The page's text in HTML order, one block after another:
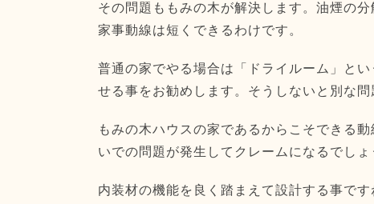
その問題ももみの木が解決します。油煙の
家事動線は短くできるわけです。
普通の家でやる場合は「ドライルーム」と
せる事をお勧めします。そうしないと別な問
もみの木ハウスの家であるからこそできる
いでの問題が発生してクレームになるでしょ
内装材の機能を良く踏まえて設計する事です